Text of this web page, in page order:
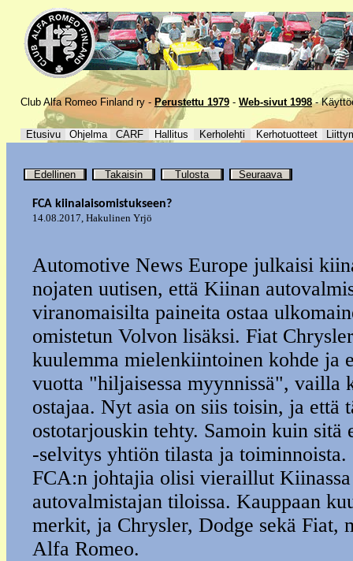
Club Alfa Romeo Finland ry - Perustettu 1979 - Web-sivut 1998 -
Etusivu Ohjelma CARF Hallitus Kerholehti Kerhotuotteet
Edellinen Takaisin Tulosta Seuraava
FCA kiinalaisomistukseen?
14.08.2017, Hakulinen Yrjö
Automotive News Europe julkaisi
nojaten uutisen, että Kiinan
viranomaisilta paineita ostaa
omistetun Volvon lisäksi. Fiat
kuulemma mielenkiintoinen kohde ja
vuotta "hiljaisessa myynnissä", vailla
ostajaa. Nyt asia on siis toisin, ja että
ostotarjouskin tehty. Samoin kuin sitä
-selvitys yhtiön tilasta ja toiminnoista.
FCA:n johtajia olisi vieraillut
autovalmistajan tiloissa. Kauppaan
merkit, ja Chrysler, Dodge sekä Fiat,
Alfa Romeo.